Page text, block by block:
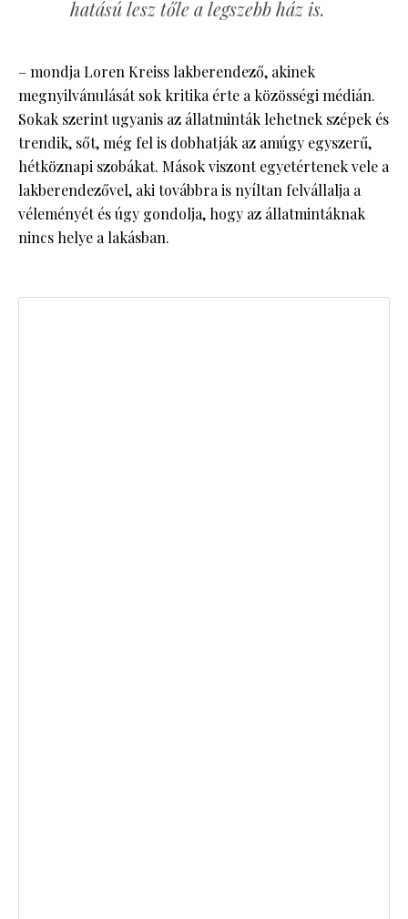
hatású lesz tőle a legszebb ház is.
– mondja Loren Kreiss lakberendező, akinek
megnyilvánulását sok kritika érte a közösségi médián.
Sokak szerint ugyanis az állatminták lehetnek szépek és
trendik, sőt, még fel is dobhatják az amúgy egyszerű,
hétköznapi szobákat. Mások viszont egyetértenek vele a
lakberendezővel, aki továbbra is nyíltan felvállalja a
véleményét és úgy gondolja, hogy az állatmintáknak
nincs helye a lakásban.